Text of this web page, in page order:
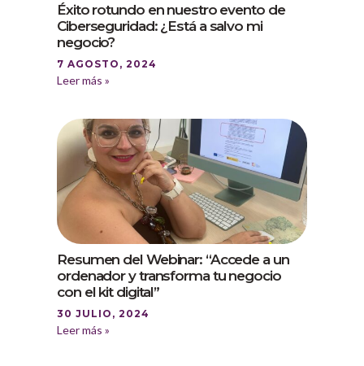
Éxito rotundo en nuestro evento de
Ciberseguridad: ¿Está a salvo mi
negocio?
7 AGOSTO, 2024
Leer más »
Resumen del Webinar: “Accede a un
ordenador y transforma tu negocio
con el kit digital”
30 JULIO, 2024
Leer más »